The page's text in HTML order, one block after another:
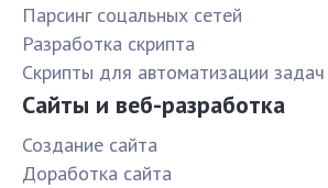
Парсинг соцальных сетей
Разработка скрипта
Скрипты для автоматизации задач
Сайты и веб-разработка
Создание сайта
Доработка сайта